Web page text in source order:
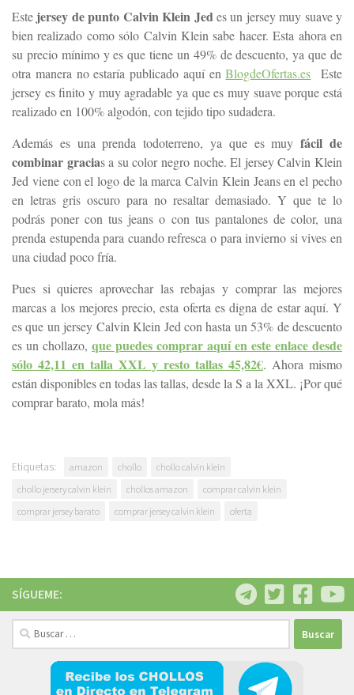
Este jersey de punto Calvin Klein Jed es un jersey muy suave y
bien realizado como sólo Calvin Klein sabe hacer. Esta ahora en
su precio mínimo y es que tiene un 49% de descuento, ya que de
otra manera no estaría publicado aquí enBlogdeOfertas.es Este
jersey es finito y muy agradable ya que es muy suave porque está
realizado en 100% algodón, con tejido tipo sudadera.
Además es una prenda todoterreno, ya que es muyfácil de
combinar gracias a su color negro noche. El jersey Calvin Klein
Jed viene con el logo de la marca Calvin Klein Jeans en el pecho
en letras gris oscuro para no resaltar demasiado. Y que te lo
podrás poner con tus jeans o con tus pantalones de color, una
prenda estupenda para cuando refresca o para invierno si vives en
una ciudad poco fría.
Pues si quieres aprovechar las rebajas y comprar las mejores
marcas a los mejores precio, esta oferta es digna de estar aquí. Y
es que un jersey Calvin Klein Jed con hasta un 53% de descuento
es un chollazo, que puedes comprar aquí en este enlace desde
sólo 42,11 en talla XXL y resto tallas 45,82€. Ahora mismo
están disponibles en todas las tallas, desde la S a la XXL. ¡Por qué
comprar barato, mola más!
Etiquetas: amazon chollo
chollo calvin klein
chollo jersery calvin klein
chollos amazon
comprar calvin klein
comprar jersey barato
comprar jersey calvin klein oferta
SÍGUEME:
Buscar: